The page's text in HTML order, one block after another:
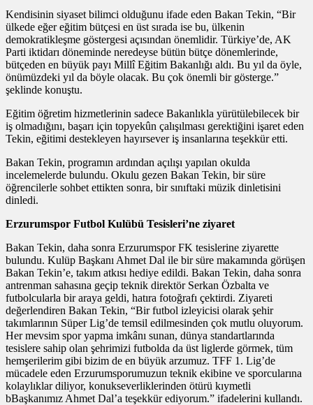
Kendisinin siyaset bilimci olduğunu ifade eden Bakan Tekin, “Bir
ülkede eğer eğitim bütçesi en üst sırada ise bu, ülkenin
demokratikleşme göstergesi açısından önemlidir. Türkiye’de, AK
Parti iktidarı döneminde neredeyse bütün bütçe dönemlerinde,
bütçeden en büyük payı Millî Eğitim Bakanlığı aldı. Bu yıl da öyle,
önümüzdeki yıl da böyle olacak. Bu çok önemli bir gösterge.”
şeklinde konuştu.
Eğitim öğretim hizmetlerinin sadece Bakanlıkla yürütülebilecek bir
iş olmadığını, başarı için topyekûn çalışılması gerektiğini işaret eden
Tekin, eğitimi destekleyen hayırsever iş insanlarına teşekkür etti.
Bakan Tekin, programın ardından açılışı yapılan okulda
incelemelerde bulundu. Okulu gezen Bakan Tekin, bir süre
öğrencilerle sohbet ettikten sonra, bir sınıftaki müzik dinletisini
dinledi.
Erzurumspor Futbol Kulübü Tesisleri’ne ziyaret
Bakan Tekin, daha sonra Erzurumspor FK tesislerine ziyarette
bulundu. Kulüp Başkanı Ahmet Dal ile bir süre makamında görüşen
Bakan Tekin’e, takım atkısı hediye edildi. Bakan Tekin, daha sonra
antrenman sahasına geçip teknik direktör Serkan Özbalta ve
futbolcularla bir araya geldi, hatıra fotoğrafı çektirdi. Ziyareti
değerlendiren Bakan Tekin, “Bir futbol izleyicisi olarak şehir
takımlarının Süper Lig’de temsil edilmesinden çok mutlu oluyorum.
Her mevsim spor yapma imkânı sunan, dünya standartlarında
tesislere sahip olan şehrimizi futbolda da üst liglerde görmek, tüm
hemşerilerim gibi bizim de en büyük arzumuz. TFF 1. Lig’de
mücadele eden Erzurumsporumuzun teknik ekibine ve sporcularına
kolaylıklar diliyor, konukseverliklerinden ötürü kıymetli
bBaşkanımız Ahmet Dal’a teşekkür ediyorum.” ifadelerini kullandı.